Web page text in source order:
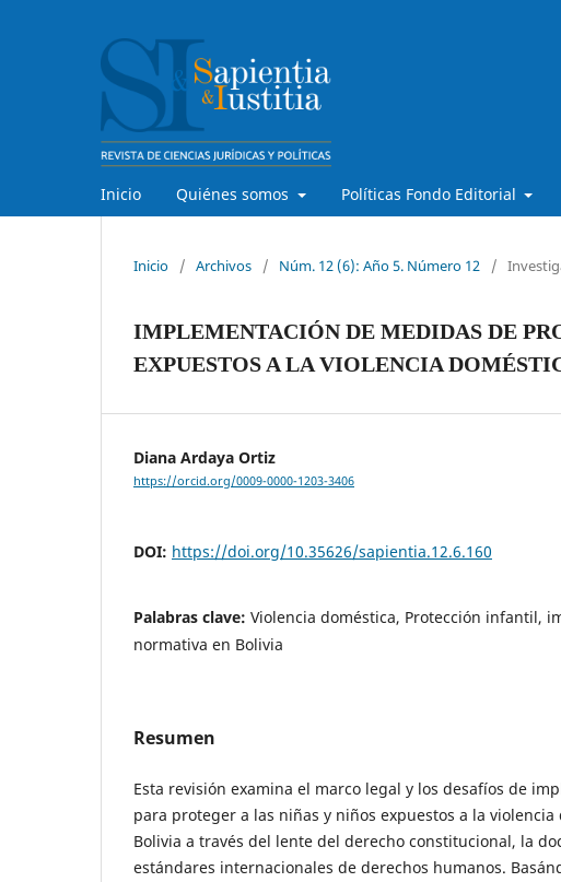
Inicio Quiénes somos Políticas Fondo Editorial
Inicio / Archivos / Núm. 12 (6): Año 5. Número 12 /
IMPLEMENTACIÓN DE MEDIDAS DE
EXPUESTOS A LA VIOLENCIA
Diana Ardaya Ortiz
https://orcid.org/0009-0000-1203-3406
DOI: https://doi.org/10.35626/sapientia.12.6.160
Palabras clave: Violencia doméstica, Protección infantil,
normativa en Bolivia
Resumen
Esta revisión examina el marco legal y los desafíos de
para proteger a las niñas y niños expuestos a la violencia
Bolivia a través del lente del derecho constitucional, la
estándares internacionales de derechos humanos.